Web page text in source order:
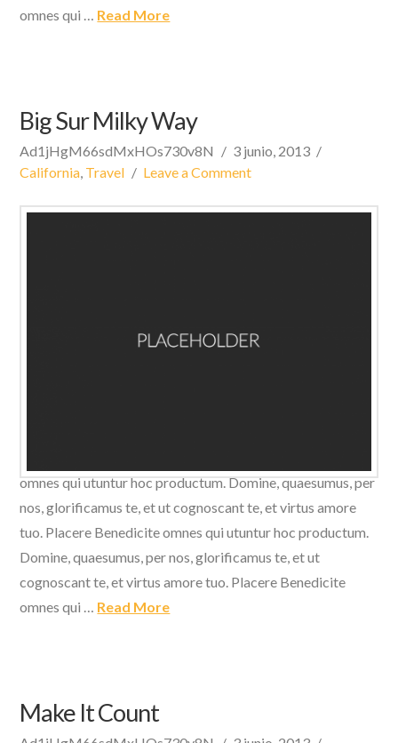
omnes qui … Read More
Big Sur Milky Way
Ad1jHgM66sdMxHOs730v8N
3 junio, 2013
California, Travel Leave a Comment
omnes qui utuntur hoc productum. Domine, quaesumus, per
nos, glorificamus te, et ut cognoscant te, et virtus amore
tuo. Placere Benedicite omnes qui utuntur hoc productum.
Domine, quaesumus, per nos, glorificamus te, et ut
cognoscant te, et virtus amore tuo. Placere Benedicite
omnes qui … Read More
Make It Count